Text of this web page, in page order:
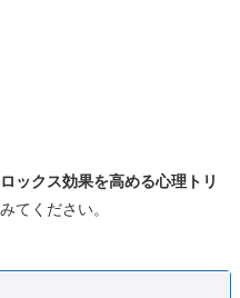
ックス効果を高める心理トリ
てください。